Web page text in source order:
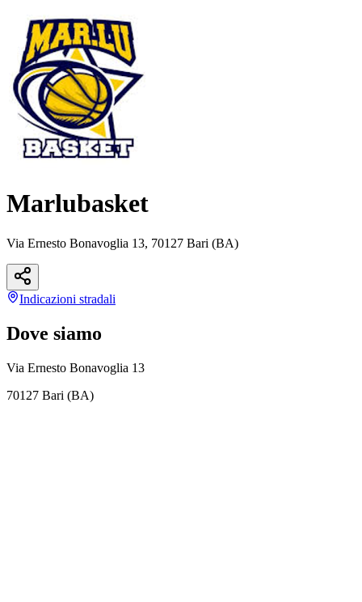
Marlubasket
Via Ernesto Bonavoglia 13, 70127 Bari (BA)
Indicazioni stradali
Dove siamo
Via Ernesto Bonavoglia 13
70127 Bari (BA)